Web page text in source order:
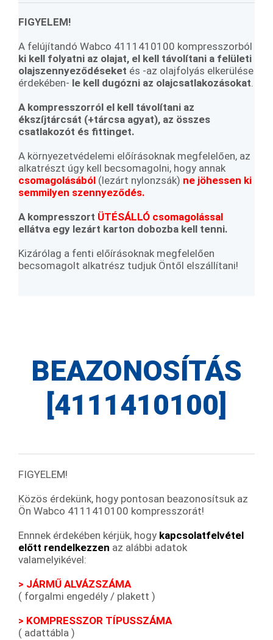
FIGYELEM!
A felújítandó Wabco 4111410100 kompresszorból
ki kell folyatni az olajat, el kell távolítani a felületi
olajszennyeződéseket és -az olajfolyás elkerülése
érdekében- le kell dugózni az olajcsatlakozásokat.
A kompresszorról el kell távolítani az
ékszíjtárcsát (+tárcsa agyat), az összes
csatlakozót és fittinget.
A környezetvédelemi előírásoknak megfelelően, az
alkatrészt úgy kell becsomagolni, hogy annak
csomagolásából (lezárt nylonzsák) ne jöhessen ki
semmilyen szennyeződés.
A kompresszort ÜTÉSÁLLÓ csomagolással
ellátva egy lezárt karton dobozba kell tenni.
Kizárólag a fenti előírásoknak megfelelően
becsomagolt alkatrész tudjuk Öntől elszállítani!
BEAZONOSÍTÁS
[4111410100]
FIGYELEM!
Közös érdekünk, hogy pontosan beazonosítsuk az
Ön Wabco 4111410100 kompresszorát!
Ennnek érdekében kérjük, hogy kapcsolatfelvétel
előtt rendelkezzen az alábbi adatok
valamelyikével:
> JÁRMŰ ALVÁZSZÁMA
( forgalmi engedély / plakett )
> KOMPRESSZOR TÍPUSSZÁMA
( adattábla )